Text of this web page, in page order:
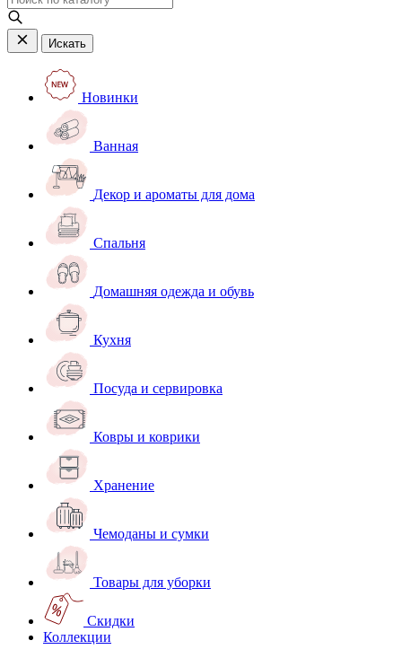
Искать
Новинки
Ванная
Декор и ароматы для дома
Спальня
Домашняя одежда и обувь
Кухня
Посуда и сервировка
Ковры и коврики
Хранение
Чемоданы и сумки
Товары для уборки
Скидки
Коллекции